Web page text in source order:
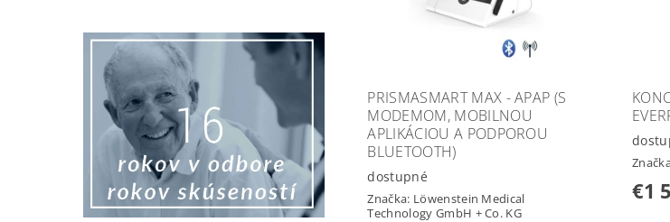
PRISMASMART MAX - APAP (S
MODEMOM, MOBILNOU
APLIKÁCIOU A PODPOROU
BLUETOOTH)
dostupné
Značka: Löwenstein Medical
Technology GmbH + Co. KG
€1